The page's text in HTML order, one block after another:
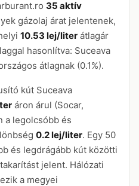
35 aktív
gázolaj árat jelentenek,
10.53 lej/liter átlagár
hasonlítva: Suceava
átlagnak (0.1%).
kút Suceava
áron árul (Socar,
a legolcsóbb és
0.2 lej/liter. Egy 50
és legdrágább kút közötti
jelent. Hálózati
a megyei